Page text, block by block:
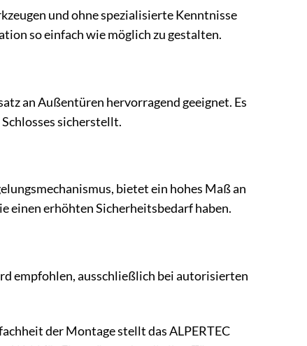
und ohne spezialisierte Kenntnisse
so einfach wie möglich zu gestalten.
an Außentüren hervorragend geeignet. Es
sicherstellt.
bietet ein hohes Maß an
einen erhöhten Sicherheitsbedarf haben.
empfohlen, ausschließlich bei autorisierten
der Montage stellt das ALPERTEC